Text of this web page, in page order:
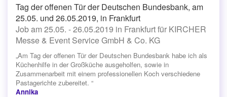
Tag der offenen Tür der Deutschen Bundesbank, am
25.05. und 26.05.2019, in Frankfurt
Job am 25.05. - 26.05.2019 in Frankfurt für KIRCHER
Messe & Event Service GmbH & Co. KG
„Am Tag der offenen Tür der Deutschen Bundesbank habe ich als
Küchenhilfe in der Großküche ausgeholfen, sowie in
Zusammenarbeit mit einem professionellen Koch verschiedene
Pastagerichte zubereitet. “
Annika